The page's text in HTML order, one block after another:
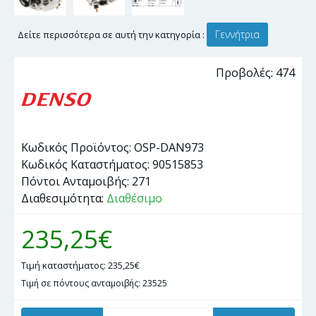
Δείτε περισσότερα σε αυτή την κατηγορία : Γεννήτρια
Προβολές: 474
Κωδικός Προϊόντος: OSP-DAN973
Κωδικός Καταστήματος: 90515853
Πόντοι Ανταμοιβής: 271
Διαθεσιμότητα: Διαθέσιμο
235,25€
Τιμή καταστήματος: 235,25€
Τιμή σε πόντους ανταμοιβής: 23525